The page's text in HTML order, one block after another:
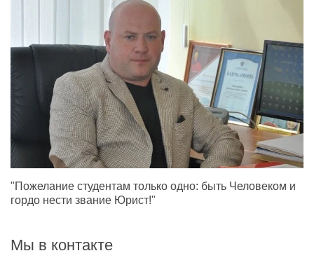
"Пожелание студентам только одно: быть Человеком и
гордо нести звание Юрист!"
Мы в контакте